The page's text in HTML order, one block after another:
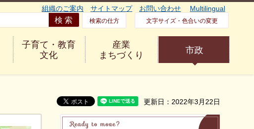
組織のご案内 サイトマップ お問い合わせ Multilingual
検索の仕方 文字サイズ・色合いの変更
子育て・教育
文化
産業
まちづくり
市政
更新日：2022年3月22日